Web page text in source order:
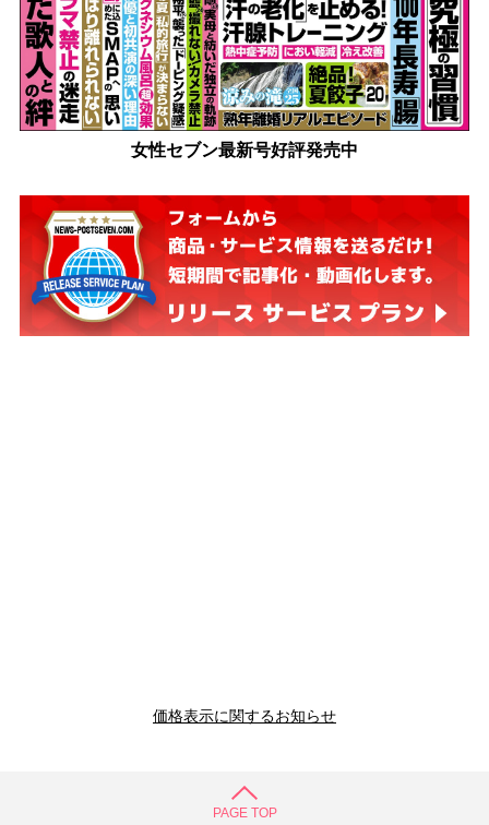
女性セブン最新号好評発売中
価格表示に関するお知らせ
PAGE TOP